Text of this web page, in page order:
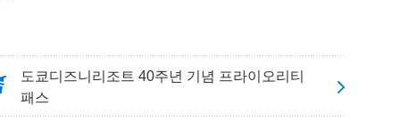
도쿄디즈니리조트 40주년 기념 프라이오리티
패스